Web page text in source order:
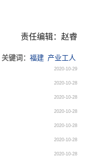
责任编辑：赵睿
关键词： 福建 产业工人
2020-10-29
2020-10-28
2020-10-28
2020-10-28
2020-10-28
2020-10-28
2020-10-28